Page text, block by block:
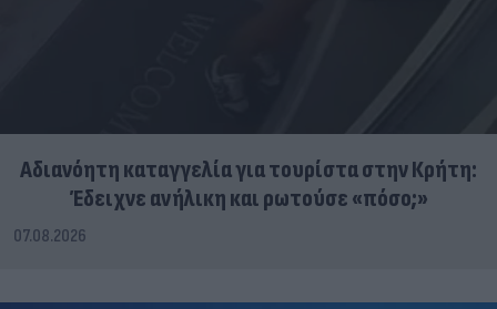
Αδιανόητη καταγγελία για τουρίστα στην Κρήτη:
Έδειχνε ανήλικη και ρωτούσε «πόσο;»
07.08.2026